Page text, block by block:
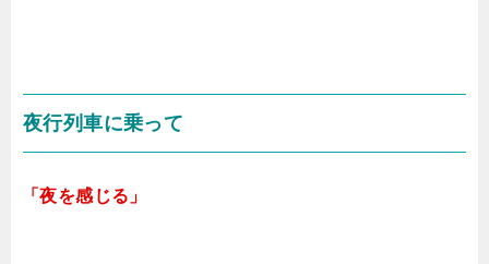
夜行列車に乗って
「夜を感じる」